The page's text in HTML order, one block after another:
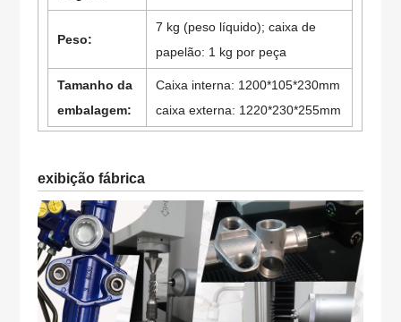
Peso:
7 kg (peso líquido); caixa de
papelão: 1 kg por peça
Tamanho da
embalagem:
Caixa interna: 1200*105*230mm
caixa externa: 1220*230*255mm
exibição fábrica